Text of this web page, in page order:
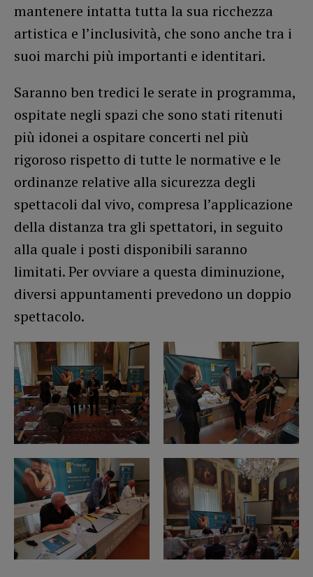
mantenere intatta tutta la sua ricchezza
artistica e l’inclusività, che sono anche tra i
suoi marchi più importanti e identitari.
Saranno ben tredici le serate in programma,
ospitate negli spazi che sono stati ritenuti
più idonei a ospitare concerti nel più
rigoroso rispetto di tutte le normative e le
ordinanze relative alla sicurezza degli
spettacoli dal vivo, compresa l’applicazione
della distanza tra gli spettatori, in seguito
alla quale i posti disponibili saranno
limitati. Per ovviare a questa diminuzione,
diversi appuntamenti prevedono un doppio
spettacolo.